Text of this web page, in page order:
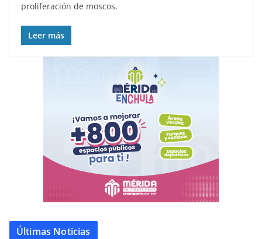
proliferación de moscos.
Leer más
Últimas Noticias